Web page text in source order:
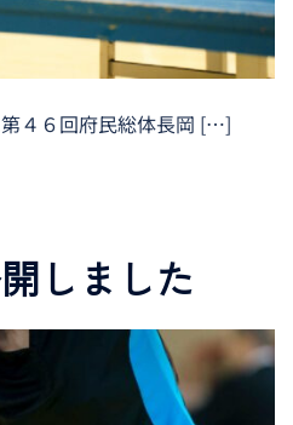
４６回府民総体長岡 […]
しました